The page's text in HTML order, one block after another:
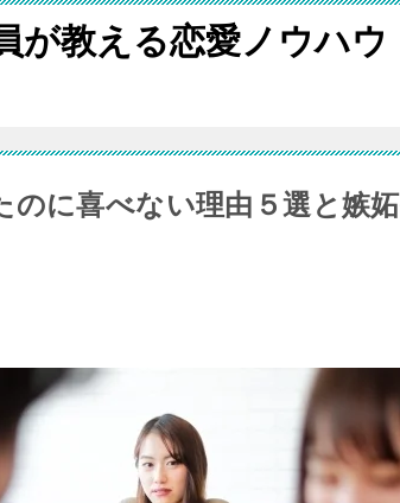
が教える恋愛ノウハウ
のに喜べない理由５選と嫉